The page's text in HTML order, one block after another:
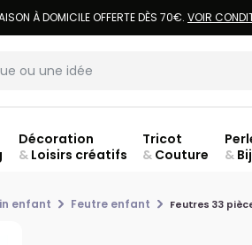
À DOMICILE OFFERTE DÈS 70€. VOIR
Décoration
&Loisirs créatifs
Tricot
& Couture
&
enfant Feutre enfant Feutres 33